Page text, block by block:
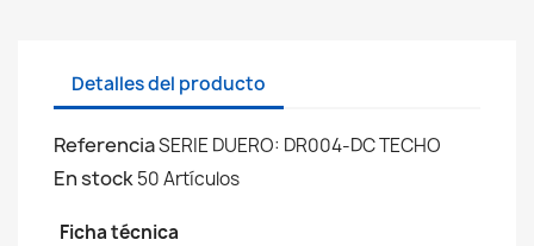
Detalles del producto
ReferenciaSERIE DUERO: DR004-DC TECHO
En stock50 Artículos
Ficha técnica